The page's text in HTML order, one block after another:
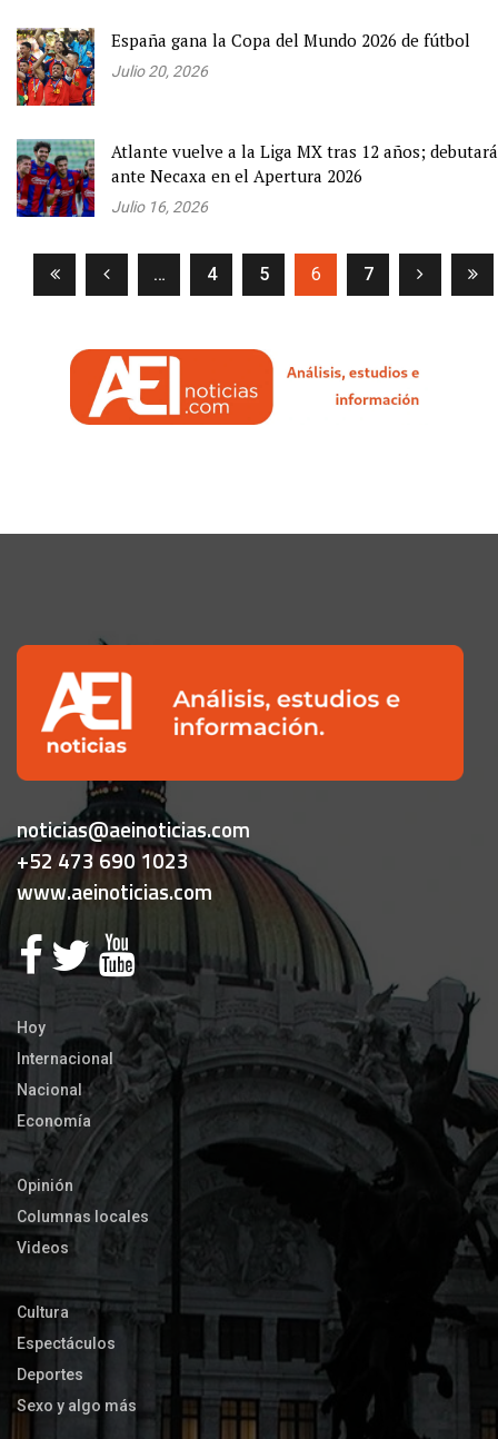
España gana la Copa del Mundo 2026 de fútbol
Julio 20, 2026
Atlante vuelve a la Liga MX tras 12 años; debutará
ante Necaxa en el Apertura 2026
Julio 16, 2026
… 4 5 6(current)
7
noticias@aeinoticias.com
+52 473 690 1023
www.aeinoticias.com
Hoy
Internacional
Nacional
Economía
Opinión
Columnas locales
Videos
Cultura
Espectáculos
Deportes
Sexo y algo más